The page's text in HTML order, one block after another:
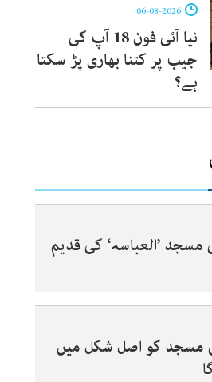
نیا آئی فون 18 آپ کی
جیب پر کتنا بھاری پڑ سکتا
ہے؟
مسجد ’العباسہ‘ کی قدیم
مسجد کو اصل شکل میں